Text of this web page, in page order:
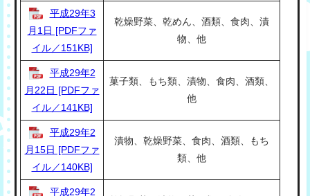
平成29年3
月1日 [PDFファ
イル／151KB]
乾燥野菜、乾めん、酒類、食肉、漬
物、他
平成29年2
月22日 [PDFファ
イル／141KB]
菓子類、もち類、漬物、食肉、酒類、
他
平成29年2
月15日 [PDFファ
イル／140KB]
漬物、乾燥野菜、食肉、酒類、もち
類、他
平成29年2